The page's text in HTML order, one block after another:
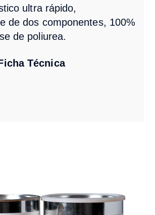
ultra rápido,
de dos componentes, 100%
de poliurea.
Técnica